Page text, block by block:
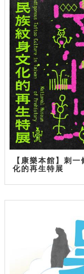
【康樂本館】刺
化的再生特展